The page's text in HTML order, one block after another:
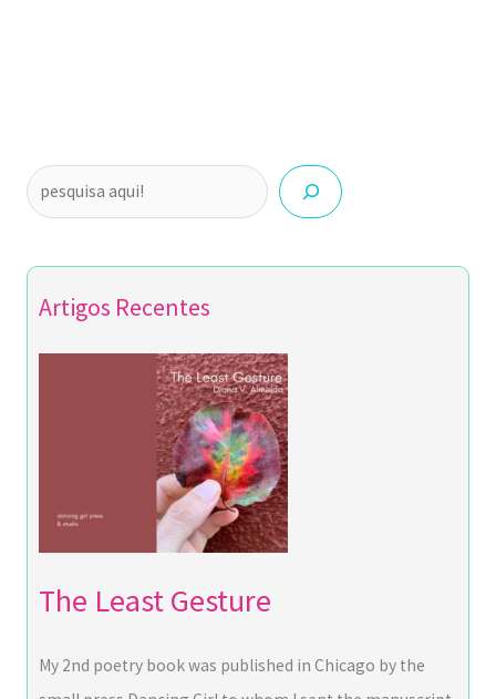
Artigos Recentes
The Least Gesture
My 2nd poetry book was published in Chicago by the